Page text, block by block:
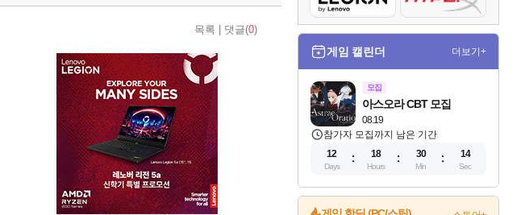
목록 댓글(0)
게임 캘린더 더보기+
모집
08.19
아스오라 CBT 모집
참가자 모집까지 남은 기간
12
Days
18
Hours
30
Min
12
Sec